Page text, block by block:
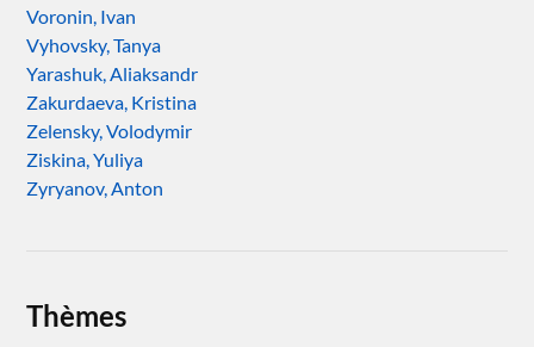
Voronin, Ivan
Vyhovsky, Tanya
Yarashuk, Aliaksandr
Zakurdaeva, Kristina
Zelensky, Volodymir
Ziskina, Yuliya
Zyryanov, Anton
Thèmes